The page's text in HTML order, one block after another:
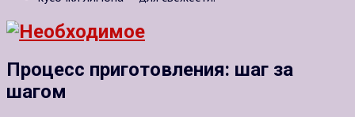
Процесс приготовления: шаг за
шагом